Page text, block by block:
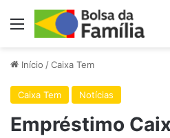
Menu
Início /Caixa Tem
Caixa Tem Notícias
Empréstimo